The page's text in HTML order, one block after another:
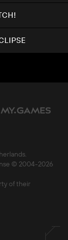
© 2004-2026
of their